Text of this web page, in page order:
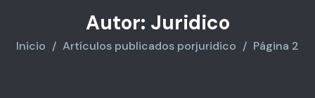
Autor: Juridico
Inicio Artículos publicados porjuridico Página 2